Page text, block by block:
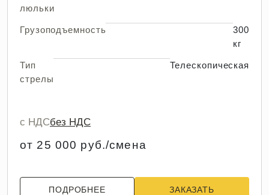
люльки
Грузоподъемность
300
кг
Тип
стрелы
Телескопическая
с НДСбез НДС
от 25 000 руб./смена
ПОДРОБНЕЕ ЗАКАЗАТЬ